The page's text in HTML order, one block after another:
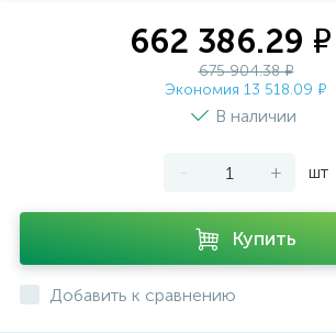
662 386.29 ₽
675 904.38 ₽
Экономия 13 518.09 ₽
В наличии
- + шт
Купить
Добавить к сравнению